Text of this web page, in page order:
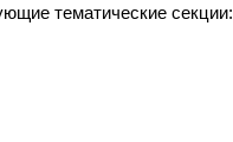
тематические секции: